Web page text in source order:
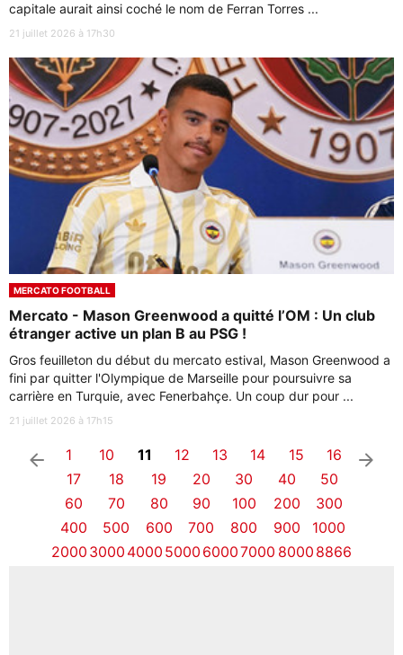
capitale aurait ainsi coché le nom de Ferran Torres ...
21 juillet 2026 à 17h30
MERCATO FOOTBALL
Mercato - Mason Greenwood a quitté l’OM : Un club
étranger active un plan B au PSG !
Gros feuilleton du début du mercato estival, Mason Greenwood a
fini par quitter l'Olympique de Marseille pour poursuivre sa
carrière en Turquie, avec Fenerbahçe. Un coup dur pour ...
21 juillet 2026 à 17h15
arrow_left 1 10 11 12 13 14 15
16
17
18 19 20 30 40
50
60
70 80 90 100 200
300
400
500 600 700 800 900
1000
2000 3000 4000 5000 60007000 8000 8866
arrow_right